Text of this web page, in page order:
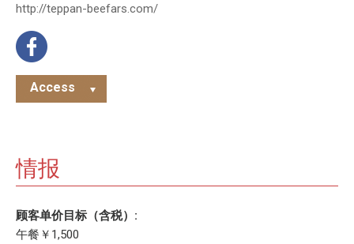
http://teppan-beefars.com/
Access
情报
顾客单价目标（含税）:
午餐￥1,500